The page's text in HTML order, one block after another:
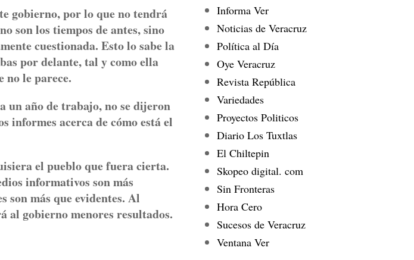
gobierno, por lo que no tendrá
son los tiempos de antes, sino
cuestionada. Esto lo sabe la
por delante, tal y como ella
no le parece.
un año de trabajo, no se dijeron
informes acerca de cómo está el
el pueblo que fuera cierta.
informativos son más
son más que evidentes. Al
al gobierno menores resultados.
Informa Ver
Noticias de Veracruz
Política al Día
Oye Veracruz
Revista República
Variedades
Proyectos Politicos
Diario Los Tuxtlas
El Chiltepin
Skopeo digital. com
Sin Fronteras
Hora Cero
Sucesos de Veracruz
Ventana Ver